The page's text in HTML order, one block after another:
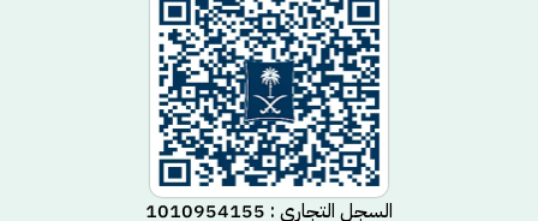
السجل التجاري : 1010954155